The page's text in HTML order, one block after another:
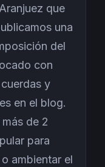
que
una
del
con
y
en el blog.
de 2
para
ambientar el